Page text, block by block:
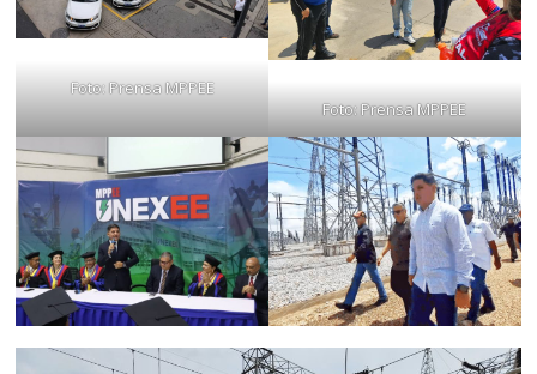
Foto: Prensa MPPEE
Foto: Prensa MPPEE